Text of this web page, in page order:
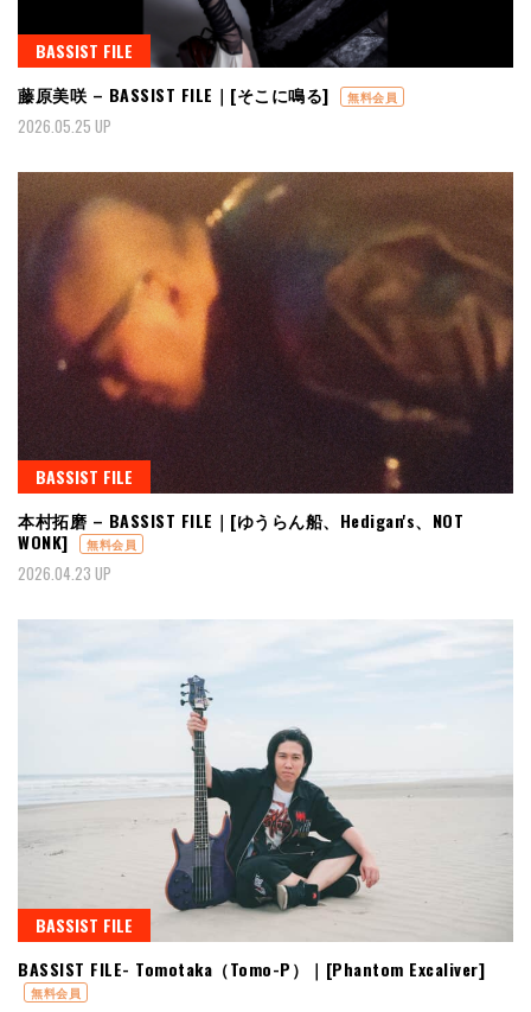
BASSIST FILE
藤原美咲 – BASSIST FILE｜[そこに鳴る]
無料会員
2026.05.25 UP
BASSIST FILE
本村拓磨 – BASSIST FILE｜[ゆうらん船、Hedigan's、NOT
WONK]
無料会員
2026.04.23 UP
BASSIST FILE
BASSIST FILE- Tomotaka（Tomo-P）｜[Phantom Excaliver]
無料会員